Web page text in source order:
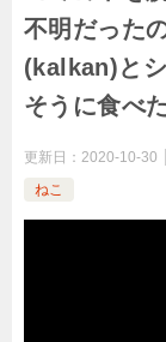
不明だった
(kalkan)と
そうに食べ
更新日： 2020-10-30
ねこ